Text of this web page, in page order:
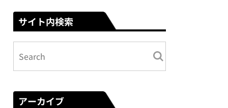
サイト内検索
アーカイブ